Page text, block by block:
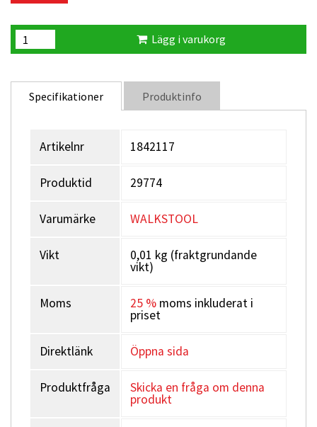
Lägg i varukorg
Specifikationer Produktinfo
Artikelnr 1842117
Produktid 29774
Varumärke WALKSTOOL
Vikt 0,01 kg (fraktgrundande
vikt)
Moms 25 % moms inkluderat i
priset
Direktlänk Öppna sida
Produktfråga Skicka en fråga om denna
produkt